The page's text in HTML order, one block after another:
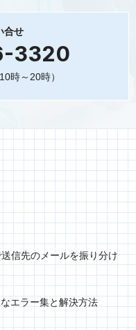
合せ
3320
時～20時）
信先のメールを振り分け
エラー集と解決方法